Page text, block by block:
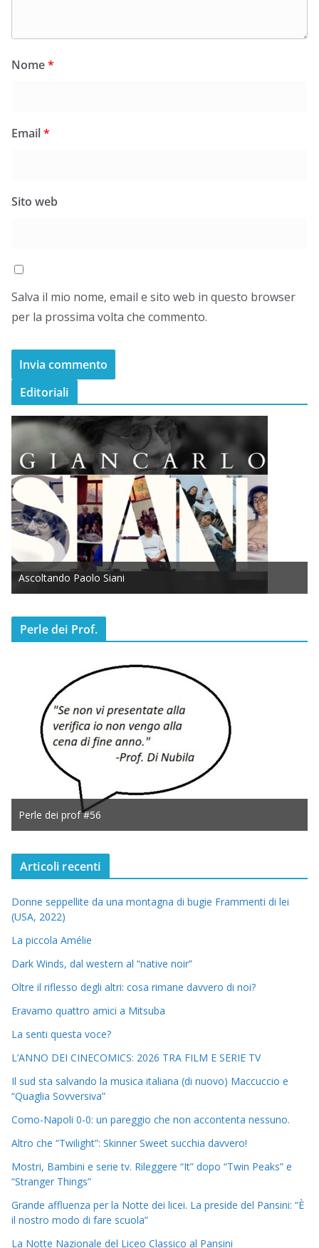
Nome*
Email*
Sito web
Salva il mio nome, email e sito web in questo browser
per la prossima volta che commento.
Editoriali
Ascoltando Paolo Siani
Perle dei Prof.
Perle dei prof #56
Articoli recenti
Donne seppellite da una montagna di bugie Frammenti di lei
(USA, 2022)
La piccola Amélie
Dark Winds, dal western al “native noir”
Oltre il riflesso degli altri: cosa rimane davvero di noi?
Eravamo quattro amici a Mitsuba
La senti questa voce?
L’ANNO DEI CINECOMICS: 2026 TRA FILM E SERIE TV
Il sud sta salvando la musica italiana (di nuovo) Maccuccio e
“Quaglia Sovversiva”
Como-Napoli 0-0: un pareggio che non accontenta nessuno.
Altro che “Twilight”: Skinner Sweet succhia davvero!
Mostri, Bambini e serie tv. Rileggere “It” dopo “Twin Peaks” e
“Stranger Things”
Grande affluenza per la Notte dei licei. La preside del Pansini: “È
il nostro modo di fare scuola”
La Notte Nazionale del Liceo Classico al Pansini